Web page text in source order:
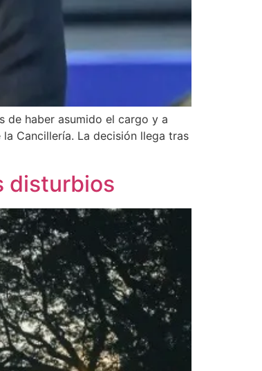
de haber asumido el cargo y a
Cancillería. La decisión llega tras
disturbios